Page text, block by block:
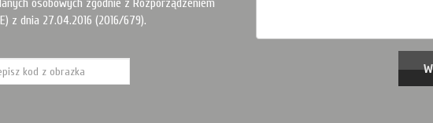
osobowych zgodnie z Rozporządzeniem
z dnia 27.04.2016 (2016/679).